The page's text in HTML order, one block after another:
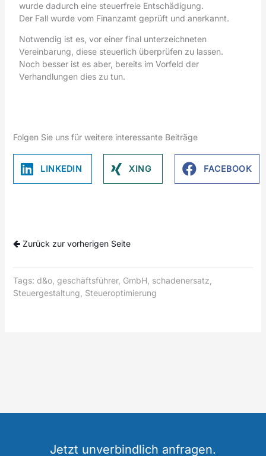
wurde dadurch eine steuerfreie Entschädigung.
Der Fall wurde vom Finanzamt geprüft und anerkannt.
Notwendig ist es, vor einer final unterzeichneten
Vereinbarung, diese steuerlich überprüfen zu lassen.
Noch besser ist es aber, bereits im Vorfeld der
Verhandlungen dies zu tun.
Folgen Sie uns für weitere interessante Beiträge
LINKEDIN XING FACEBOOK
Zurück zur vorherigen Seite
Tags: d&o, geschäftsführer, GmbH schadenersatz
Steuergestaltung Steueroptimierung
Jetzt unverbindlich anfragen.